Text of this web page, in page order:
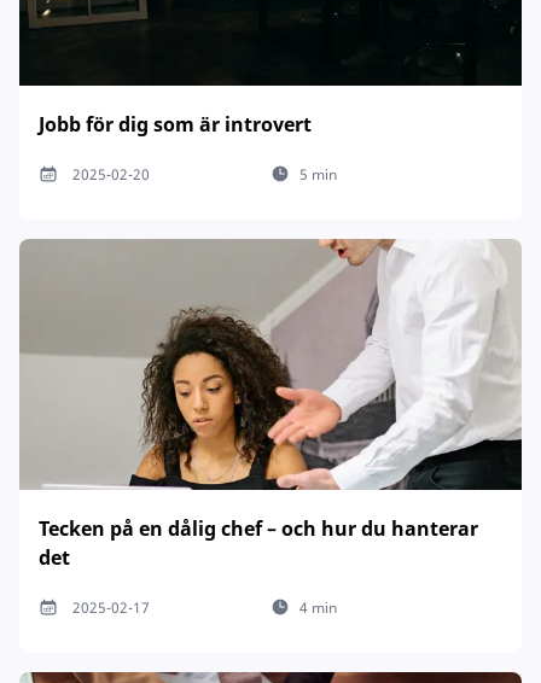
Jobb för dig som är introvert
2025-02-20 5 min
Tecken på en dålig chef – och hur du hanterar
det
2025-02-17 4 min